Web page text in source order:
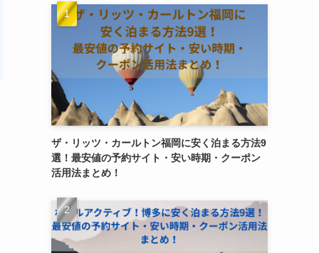
ザ・リッツ・カールトン福岡に安く泊まる方法9
選！最安値の予約サイト・安い時期・クーポン
活用法まとめ！